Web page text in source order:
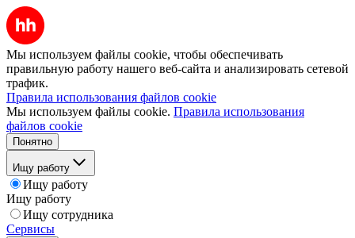
Мы используем файлы cookie, чтобы обеспечивать
правильную работу нашего веб-сайта и анализировать сетевой
трафик.
Правила использования файлов cookie
Мы используем файлы cookie. Правила использования
файлов cookie
Понятно
Ищу работу
Ищу работу
Ищу работу
Ищу сотрудника
Сервисы